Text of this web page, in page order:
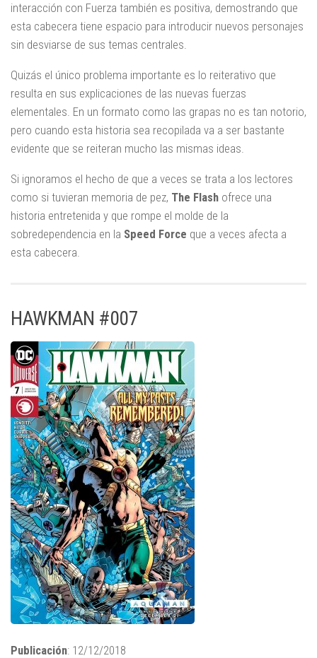
interacción con Fuerza también es positiva, demostrando que
esta cabecera tiene espacio para introducir nuevos personajes
sin desviarse de sus temas centrales.
Quizás el único problema importante es lo reiterativo que
resulta en sus explicaciones de las nuevas fuerzas
elementales. En un formato como las grapas no es tan notorio,
pero cuando esta historia sea recopilada va a ser bastante
evidente que se reiteran mucho las mismas ideas.
Si ignoramos el hecho de que a veces se trata a los lectores
como si tuvieran memoria de pez, The Flash ofrece una
historia entretenida y que rompe el molde de la
sobredependencia en la Speed Force que a veces afecta a
esta cabecera.
HAWKMAN #007
Publicación: 12/12/2018